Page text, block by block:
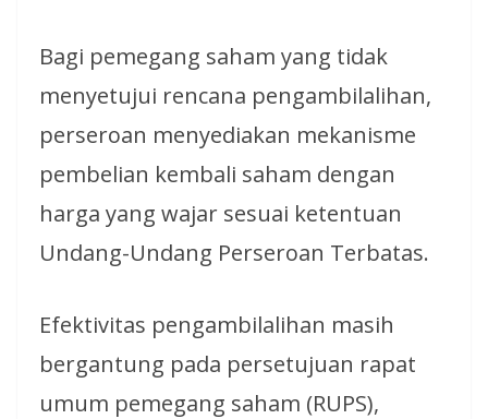
Bagi pemegang saham yang tidak
menyetujui rencana pengambilalihan,
perseroan menyediakan mekanisme
pembelian kembali saham dengan
harga yang wajar sesuai ketentuan
Undang-Undang Perseroan Terbatas.
Efektivitas pengambilalihan masih
bergantung pada persetujuan rapat
umum pemegang saham (RUPS),